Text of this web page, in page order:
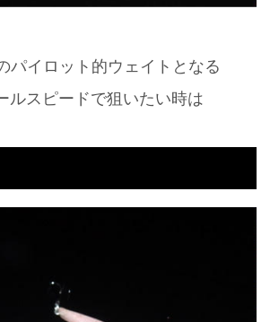
パイロット的ウェイトとなる
ルスピードで狙いたい時は